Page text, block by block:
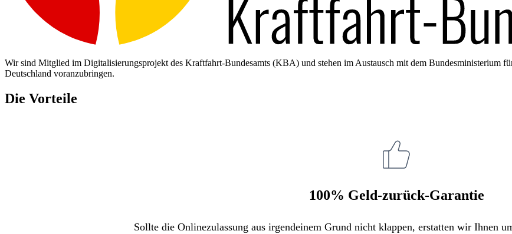
Wir sind Mitglied im Digitalisierungsprojekt des Kraftfahrt-Bundesamts (KBA) und stehen im Austausch mit dem Bundesministerium
Deutschland voranzubringen.
Die Vorteile
100% Geld-zurück-Garantie
Sollte die Onlinezulassung aus irgendeinem Grund nicht klappen, erstatten wir Ihnen